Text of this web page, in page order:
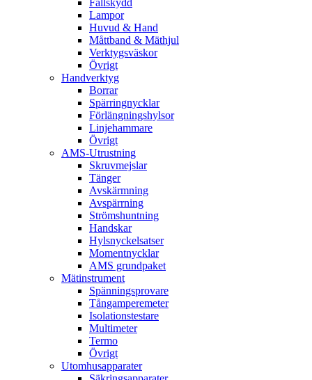
Lampor
Huvud & Hand
Måttband & Mäthjul
Verktygsväskor
Övrigt
Handverktyg
Borrar
Spärringnycklar
Förlängningshylsor
Linjehammare
Övrigt
AMS-Utrustning
Skruvmejslar
Tänger
Avskärmning
Avspärrning
Strömshuntning
Handskar
Hylsnyckelsatser
Momentnycklar
AMS grundpaket
Mätinstrument
Spänningsprovare
Tångamperemeter
Isolationstestare
Multimeter
Termo
Övrigt
Utomhusapparater